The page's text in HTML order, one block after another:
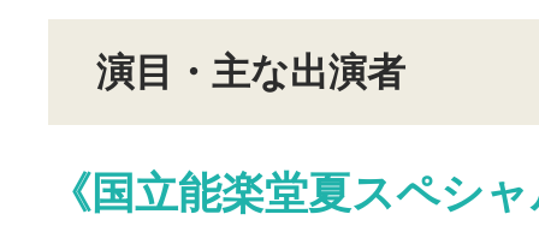
演目・主な出演者
《国立能楽堂夏スペシ